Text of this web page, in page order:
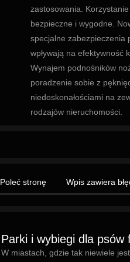
zastosowania.
bezpieczne i wygodne.
specjalne zabezpieczenia
wpływają na efektywność
Wynajem podnośników
poradzenie sobie z
niedoskonałościami na
rodzajów nieruchomości.
Poleć stronę Wpis zawiera
Parki i wybiegi dla psów
W miastach, gdzie tak niewiele